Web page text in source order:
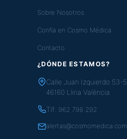
Sobre Nosotros
Confía en Cosmo Médica
Contacto
¿DÓNDE ESTAMOS?
Calle Juan Izquierdo 53-
46160 Lliria València
Tlf: 962 798 292
alertas@cosmomedica.com